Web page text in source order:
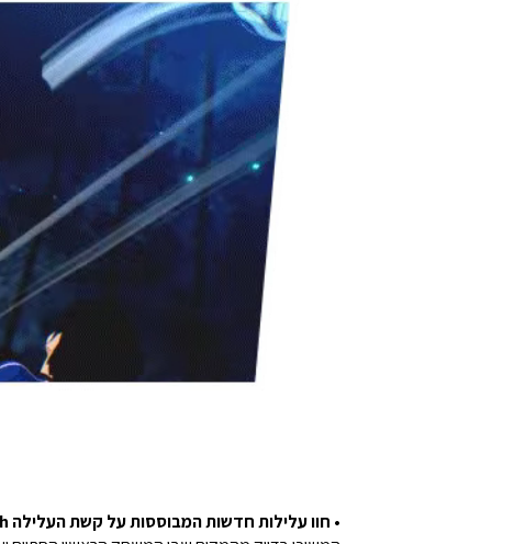
• חוו עלילות חדשות המבוססות על קשת העלילה World Youth בהשגחת יואיצ’י טקהאשי